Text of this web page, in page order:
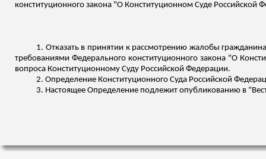
конституционного закона "О Конституционном Суде
1. Отказать в принятии к рассмотрению жалобы
требованиями Федерального конституционного закона "О
вопроса Конституционному Суду Российской Федерации.
2. Определение Конституционного Суда Российской
3. Настоящее Определение подлежит опубликованию в